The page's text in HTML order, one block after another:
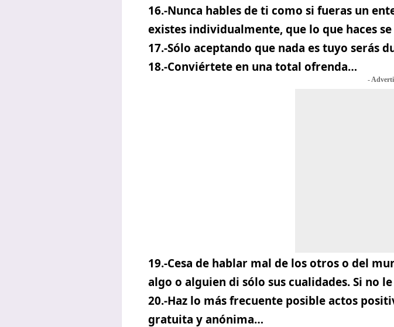
16.-Nunca hables de ti como si fueras un
existes individualmente, que lo que haces
17.-Sólo aceptando que nada es tuyo serás
18.-Conviértete en una total ofrenda…
-
19.-Cesa de hablar mal de los otros o del
algo o alguien di sólo sus cualidades. Si no
20.-Haz lo más frecuente posible actos
gratuita y anónima…